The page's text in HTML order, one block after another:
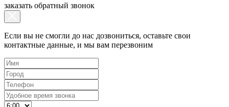
заказать обратный звонок
Если вы не смогли до нас дозвониться, оставьте свои
контактные данные, и мы вам перезвоним